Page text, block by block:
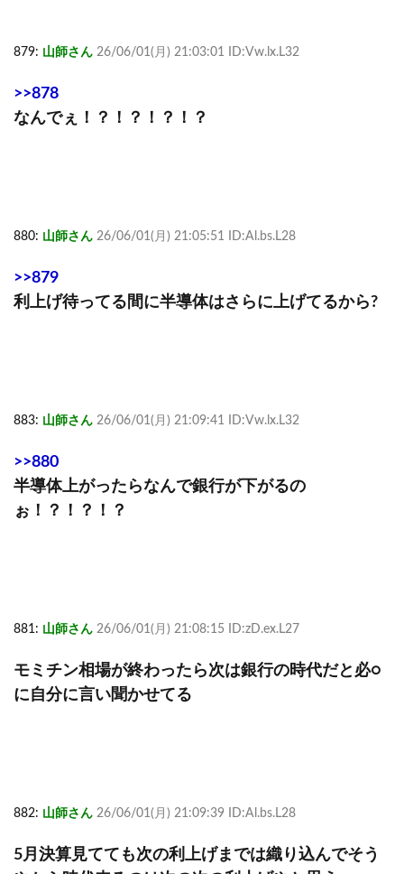
879: 山師さん 26/06/01(月) 21:03:01 ID:Vw.lx.L32
>>878
なんでぇ！？！？！？！？
880: 山師さん 26/06/01(月) 21:05:51 ID:Al.bs.L28
>>879
利上げ待ってる間に半導体はさらに上げてるから?
883: 山師さん 26/06/01(月) 21:09:41 ID:Vw.lx.L32
>>880
半導体上がったらなんで銀行が下がるの
ぉ！？！？！？
881: 山師さん 26/06/01(月) 21:08:15 ID:zD.ex.L27
モミチン相場が終わったら次は銀行の時代だと必○
に自分に言い聞かせてる
882: 山師さん 26/06/01(月) 21:09:39 ID:Al.bs.L28
5月決算見てても次の利上げまでは織り込んでそう